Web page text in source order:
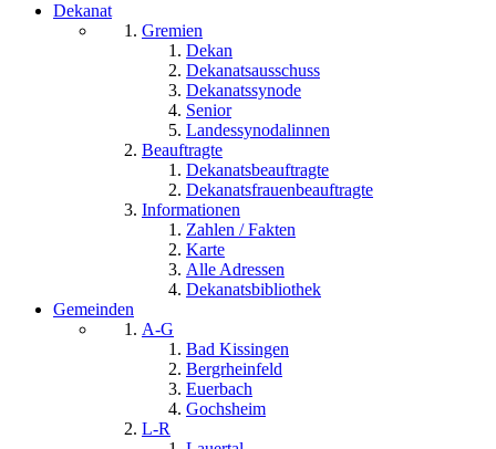
Dekanat
Gremien
Dekan
Dekanatsausschuss
Dekanatssynode
Senior
Landessynodalinnen
Beauftragte
Dekanatsbeauftragte
Dekanatsfrauenbeauftragte
Informationen
Zahlen / Fakten
Karte
Alle Adressen
Dekanatsbibliothek
Gemeinden
A-G
Bad Kissingen
Bergrheinfeld
Euerbach
Gochsheim
L-R